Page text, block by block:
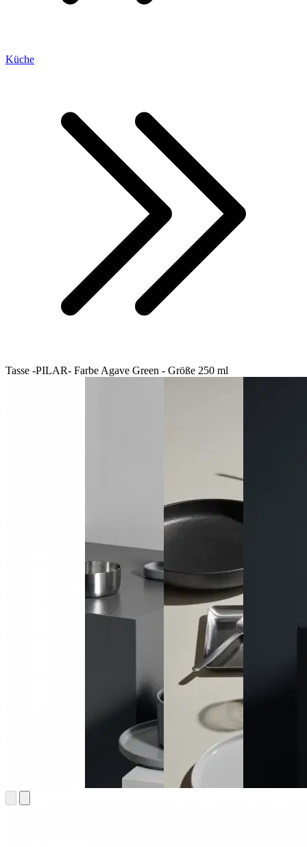
Küche
Tasse -PILAR- Farbe Agave Green - Größe 250 ml